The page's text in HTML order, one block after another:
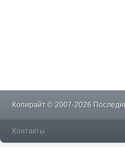
Копирайт © 2007-2026
Контакты